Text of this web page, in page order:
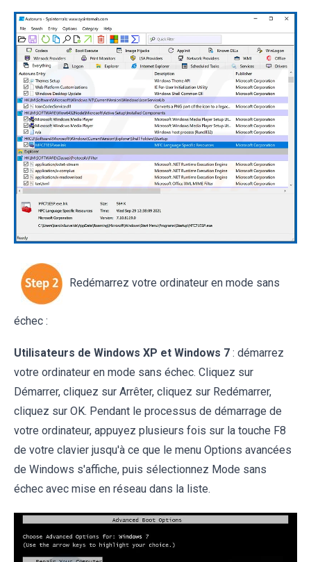
Redémarrez votre ordinateur en mode sans
échec :
Utilisateurs de Windows XP et Windows 7 : démarrez
votre ordinateur en mode sans échec. Cliquez sur
Démarrer, cliquez sur Arrêter, cliquez sur Redémarrer,
cliquez sur OK. Pendant le processus de démarrage de
votre ordinateur, appuyez plusieurs fois sur la touche F8
de votre clavier jusqu'à ce que le menu Options avancées
de Windows s'affiche, puis sélectionnez Mode sans
échec avec mise en réseau dans la liste.